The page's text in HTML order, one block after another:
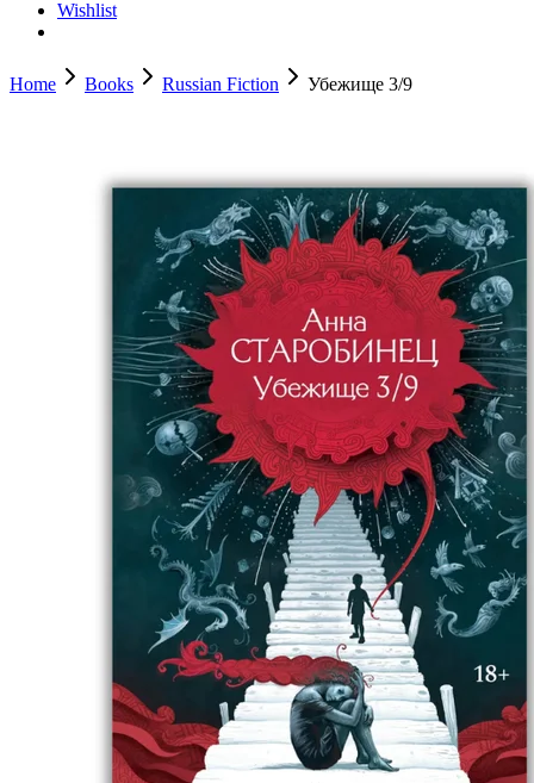
Wishlist
Home Books Russian Fiction Убежище 3/9